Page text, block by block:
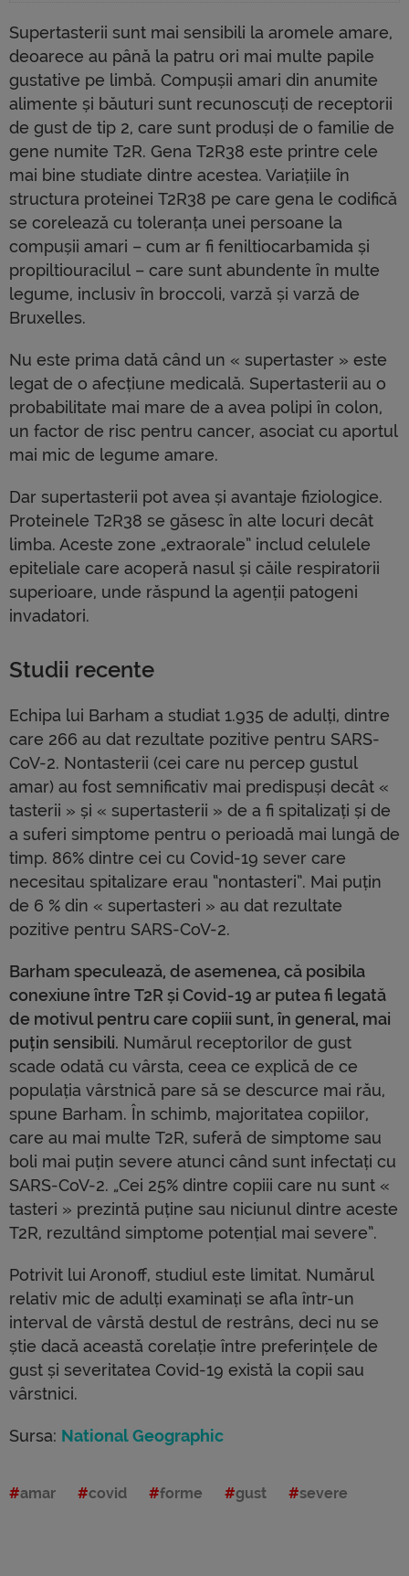
Supertasterii sunt mai sensibili la aromele amare,
deoarece au până la patru ori mai multe papile
gustative pe limbă. Compușii amari din anumite
alimente și băuturi sunt recunoscuți de receptorii
de gust de tip 2, care sunt produși de o familie de
gene numite T2R. Gena T2R38 este printre cele
mai bine studiate dintre acestea. Variațiile în
structura proteinei T2R38 pe care gena le codifică
se corelează cu toleranța unei persoane la
compușii amari – cum ar fi feniltiocarbamida și
propiltiouracilul – care sunt abundente în multe
legume, inclusiv în broccoli, varză și varză de
Bruxelles.
Nu este prima dată când un « supertaster » este
legat de o afecțiune medicală. Supertasterii au o
probabilitate mai mare de a avea polipi în colon,
un factor de risc pentru cancer, asociat cu aportul
mai mic de legume amare.
Dar supertasterii pot avea și avantaje fiziologice.
Proteinele T2R38 se găsesc în alte locuri decât
limba. Aceste zone „extraorale” includ celulele
epiteliale care acoperă nasul și căile respiratorii
superioare, unde răspund la agenții patogeni
invadatori.
Studii recente
Echipa lui Barham a studiat 1.935 de adulți, dintre
care 266 au dat rezultate pozitive pentru SARS-
CoV-2. Nontasterii (cei care nu percep gustul
amar) au fost semnificativ mai predispuși decât «
tasterii » și « supertasterii » de a fi spitalizați și de
a suferi simptome pentru o perioadă mai lungă de
timp. 86% dintre cei cu Covid-19 sever care
necesitau spitalizare erau “nontasteri”. Mai puțin
de 6 % din « supertasteri » au dat rezultate
pozitive pentru SARS-CoV-2.
Barham speculează, de asemenea, că posibila
conexiune între T2R și Covid-19 ar putea fi legată
de motivul pentru care copiii sunt, în general, mai
puțin sensibili. Numărul receptorilor de gust
scade odată cu vârsta, ceea ce explică de ce
populația vârstnică pare să se descurce mai rău,
spune Barham. În schimb, majoritatea copiilor,
care au mai multe T2R, suferă de simptome sau
boli mai puțin severe atunci când sunt infectați cu
SARS-CoV-2. „Cei 25% dintre copiii care nu sunt «
tasteri » prezintă puține sau niciunul dintre aceste
T2R, rezultând simptome potențial mai severe”.
Potrivit lui Aronoff, studiul este limitat. Numărul
relativ mic de adulți examinați se afla într-un
interval de vârstă destul de restrâns, deci nu se
știe dacă această corelație între preferințele de
gust și severitatea Covid-19 există la copii sau
vârstnici.
Sursa: National Geographic
amar covid forme gust severe